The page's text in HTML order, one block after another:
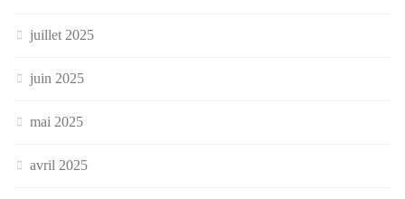
juillet 2025
juin 2025
mai 2025
avril 2025